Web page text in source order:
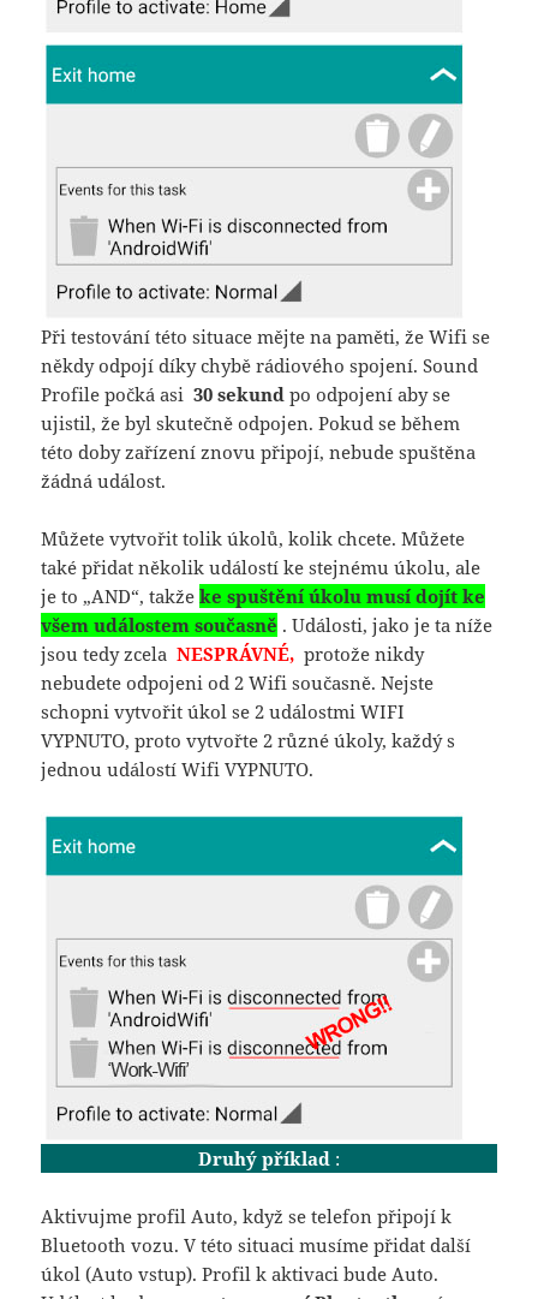
Při testování této situace mějte na paměti, že Wifi se
někdy odpojí díky chybě rádiového spojení. Sound
Profile počká asi30 sekund po odpojení aby se
ujistil, že byl skutečně odpojen. Pokud se během
této doby zařízení znovu připojí, nebude spuštěna
žádná událost.
Můžete vytvořit tolik úkolů, kolik chcete. Můžete
také přidat několik událostí ke stejnému úkolu, ale
je to „AND“, takžeke spuštění úkolu musí dojít ke
všem událostem současně . Události, jako je ta níže
jsou tedy zcelaNESPRÁVNÉ, protože nikdy
nebudete odpojeni od 2 Wifi současně. Nejste
schopni vytvořit úkol se 2 událostmi WIFI
VYPNUTO, proto vytvořte 2 různé úkoly, každý s
jednou událostí Wifi VYPNUTO.
Druhý příklad :
Aktivujme profil Auto, když se telefon připojí k
Bluetooth vozu. V této situaci musíme přidat další
úkol (Auto vstup). Profil k aktivaci bude Auto.